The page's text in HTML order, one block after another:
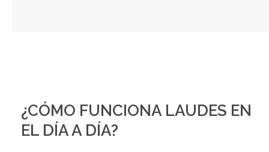
¿CÓMO FUNCIONA LAUDES EN
EL DÍA A DÍA?